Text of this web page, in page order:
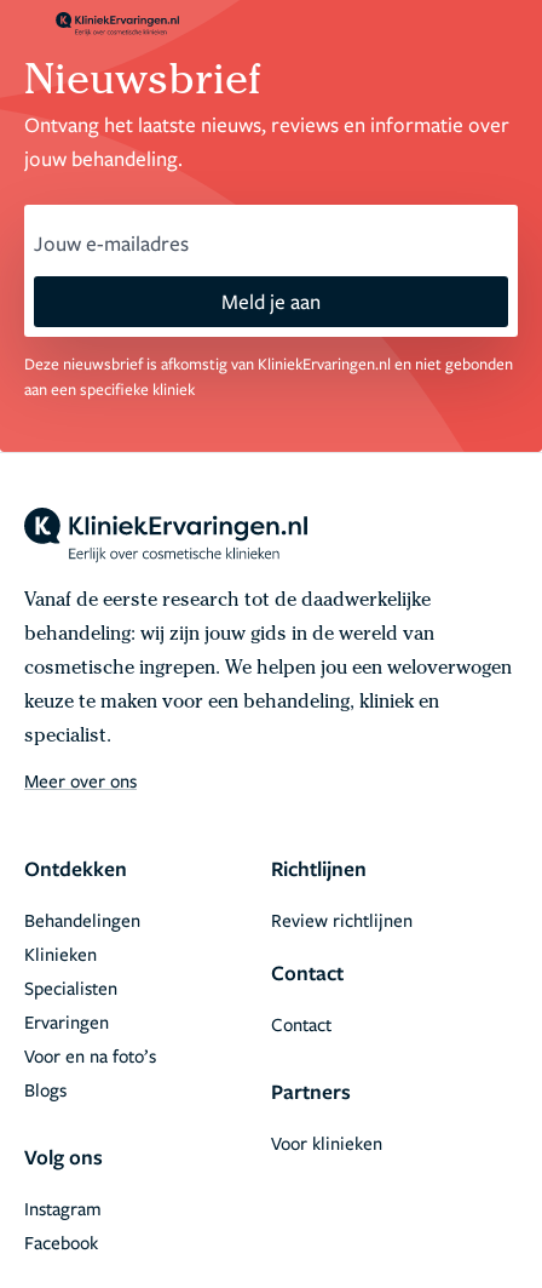
Nieuwsbrief
Ontvang het laatste nieuws, reviews en informatie over
jouw behandeling.
Meld je aan
Deze nieuwsbrief is afkomstig van KliniekErvaringen.nl en niet gebonden
aan een specifieke kliniek
Vanaf de eerste research tot de daadwerkelijke
behandeling: wij zijn jouw gids in de wereld van
cosmetische ingrepen. We helpen jou een weloverwogen
keuze te maken voor een behandeling, kliniek en
specialist.
Meer over ons
Ontdekken
Behandelingen
Klinieken
Specialisten
Ervaringen
Voor en na foto’s
Blogs
Volg ons
Facebook
Instagram
Richtlijnen
Review richtlijnen
Contact
Contact
Partners
Voor klinieken